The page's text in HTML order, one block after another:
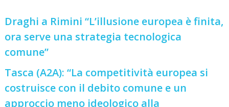
Draghi a Rimini “L’illusione europea è finita,
ora serve una strategia tecnologica
comune”
Tasca (A2A): “La competitività europea si
costruisce con il debito comune e un
approccio meno ideologico alla